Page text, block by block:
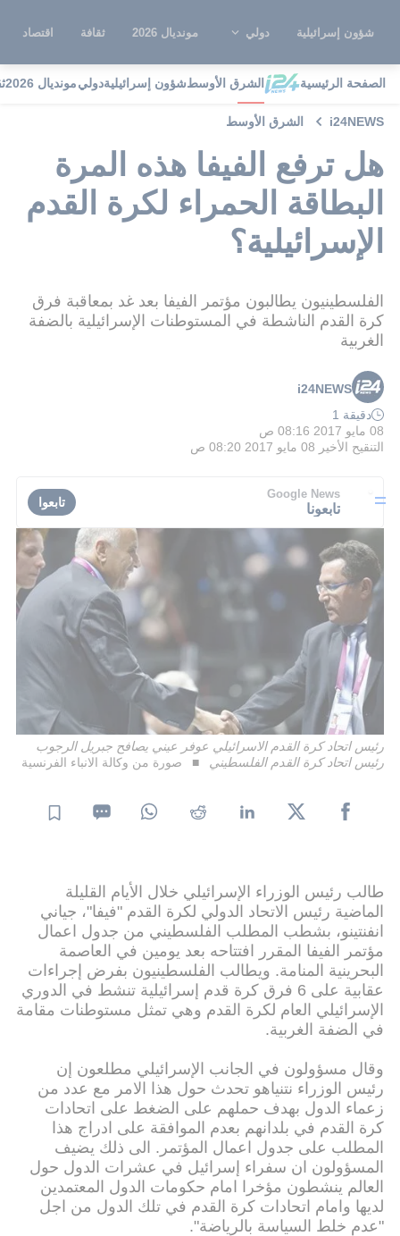
شؤون إسرائيلية دولي مونديال 2026 ثقافة اقتصاد
الصفحة الرئيسية الشرق الأوسطشؤون إسرائيليةدوليمونديال 2026
i24NEWS الشرق الأوسط
هل ترفع الفيفا هذه المرة
البطاقة الحمراء لكرة القدم
الإسرائيلية؟
الفلسطينيون يطالبون مؤتمر الفيفا بعد غد بمعاقبة فرق
كرة القدم الناشطة في المستوطنات الإسرائيلية بالضفة
الغربية
i24NEWS
دقيقة 1
08 مايو 2017 08:16 ص
التنقيح الأخير 08 مايو 2017 08:20 ص
Google News
تابعونا تابعوا
رئيس اتحاد كرة القدم الاسرائيلي عوفر عيني يصافح جبريل الرجوب
رئيس اتحاد كرة القدم الفلسطيني
صورة من وكالة الانباء الفرنسية
طالب رئيس الوزراء الإسرائيلي خلال الأيام القليلة
الماضية رئيس الاتحاد الدولي لكرة القدم "فيفا"، جياني
انفنتينو، بشطب المطلب الفلسطيني من جدول اعمال
مؤتمر الفيفا المقرر افتتاحه بعد يومين في العاصمة
البحرينية المنامة. ويطالب الفلسطينيون بفرض إجراءات
عقابية على 6 فرق كرة قدم إسرائيلية تنشط في الدوري
الإسرائيلي العام لكرة القدم وهي تمثل مستوطنات مقامة
في الضفة الغربية.
وقال مسؤولون في الجانب الإسرائيلي مطلعون إن
رئيس الوزراء نتنياهو تحدث حول هذا الامر مع عدد من
زعماء الدول بهدف حملهم على الضغط على اتحادات
كرة القدم في بلدانهم بعدم الموافقة على ادراج هذا
المطلب على جدول اعمال المؤتمر. الى ذلك يضيف
المسؤولون ان سفراء إسرائيل في عشرات الدول حول
العالم ينشطون مؤخرا امام حكومات الدول المعتمدين
لديها وامام اتحادات كرة القدم في تلك الدول من اجل
"عدم خلط السياسة بالرياضة".